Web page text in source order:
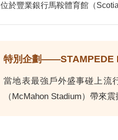
位於豐業銀行馬鞍體育館（
特別企劃——STAMPEDE
當地表最強戶外盛事碰上流
（McMahon Stadium）帶來